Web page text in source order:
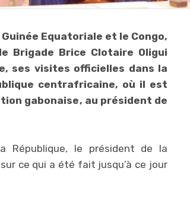
Equatoriale et le Congo,
Brigade Brice Clotaire Oligui
ses visites officielles dans la
centrafricaine, où il est
gabonaise, au président de
République, le président de la
ce qui a été fait jusqu’à ce jour